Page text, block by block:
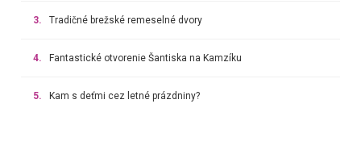
3. Tradičné brežské remeselné dvory
4. Fantastické otvorenie Šantiska na Kamzíku
5. Kam s deťmi cez letné prázdniny?